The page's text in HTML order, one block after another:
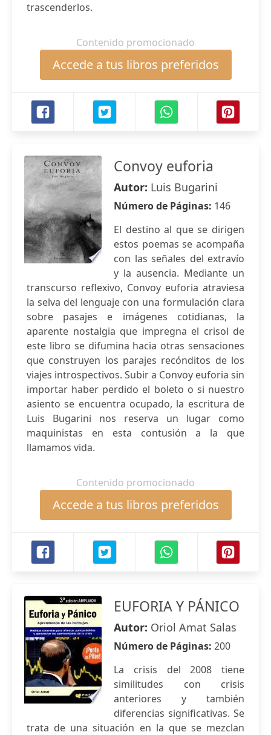
trascenderlos.
Contenido promocionado
Accede a tus libros preferidos
Convoy euforia
Autor: Luis Bugarini
Número de Páginas: 146
El destino al que se dirigen
estos poemas se acompaña
con las señales del extravío
y la ausencia. Mediante un
transcurso reflexivo, Convoy euforia atraviesa
la selva del lenguaje con una formulación clara
sobre pasajes e imágenes cotidianas, la
aparente nostalgia que impregna el crisol de
este libro se difumina hacia otras sensaciones
que construyen los parajes recónditos de los
viajes introspectivos. Subir a Convoy euforia sin
importar haber perdido el boleto o si nuestro
asiento se encuentra ocupado, la escritura de
Luis Bugarini nos reserva un lugar como
maquinistas en esta contusión a la que
llamamos vida.
Contenido promocionado
Accede a tus libros preferidos
EUFORIA Y PÁNICO
Autor: Oriol Amat Salas
Número de Páginas: 200
La crisis del 2008 tiene
similitudes con crisis
anteriores y también
diferencias significativas. Se
trata de una situación en la que se mezclan